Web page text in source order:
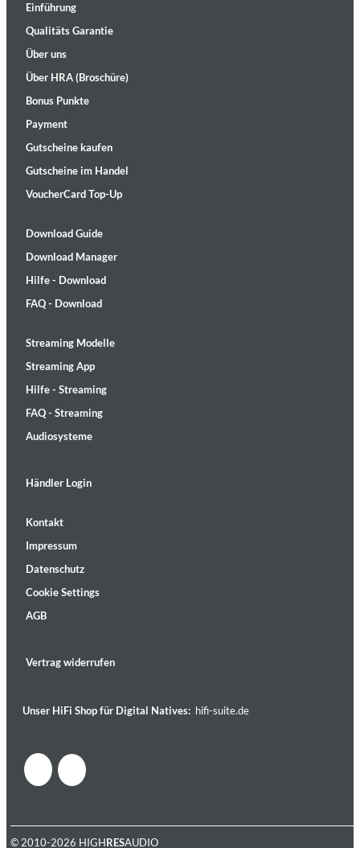
Einführung
Qualitäts Garantie
Über uns
Über HRA (Broschüre)
Bonus Punkte
Payment
Gutscheine kaufen
Gutscheine im Handel
VoucherCard Top-Up
Download Guide
Download Manager
Hilfe - Download
FAQ - Download
Streaming Modelle
Streaming App
Hilfe - Streaming
FAQ - Streaming
Audiosysteme
Händler Login
Kontakt
Impressum
Datenschutz
Cookie Settings
AGB
Vertrag widerrufen
Unser HiFi Shop für Digital Natives: hifi-suite.de
© 2010-2026 HIGHRESAUDIO